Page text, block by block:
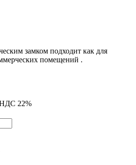
замком подходит как для
помещений .
НДС 22%